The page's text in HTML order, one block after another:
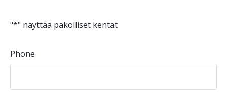
"*" näyttää pakolliset kentät
Phone